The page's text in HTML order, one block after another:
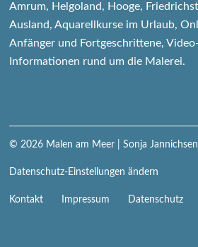
Amrum, Helgoland, Hooge,
Ausland, Aquarellkurse im Urlaub,
Anfänger und Fortgeschrittene,
Informationen rund um die Malerei.
© 2026 Malen am Meer | Sonja Jannichsen
Datenschutz-Einstellungen ändern
Navigation
Kontakt Impressum Datenschutz